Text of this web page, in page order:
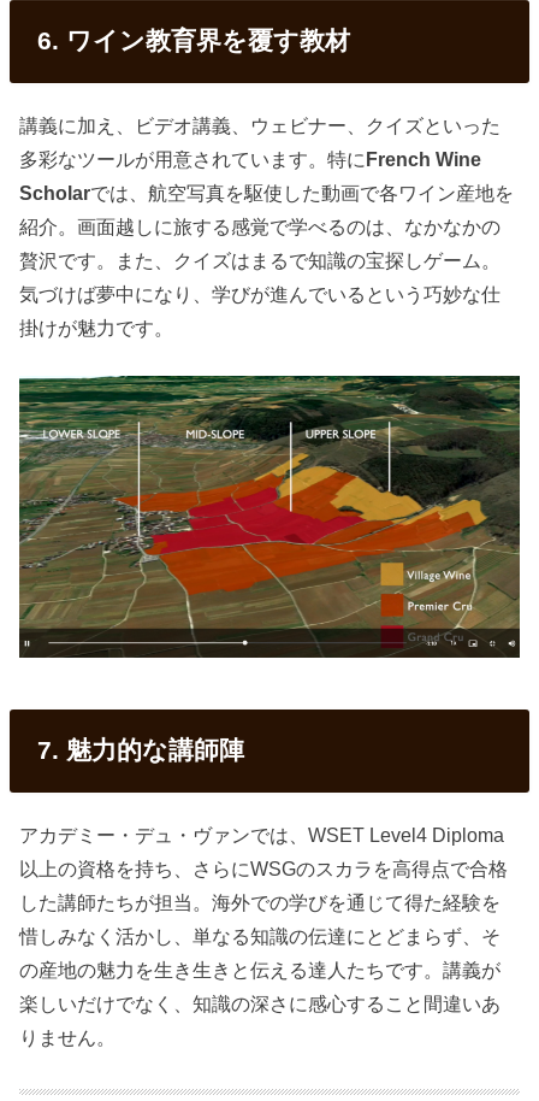
6. ワイン教育界を覆す教材
講義に加え、ビデオ講義、ウェビナー、クイズといった
多彩なツールが用意されています。特にFrench Wine
Scholarでは、航空写真を駆使した動画で各ワイン産地を
紹介。画面越しに旅する感覚で学べるのは、なかなかの
贅沢です。また、クイズはまるで知識の宝探しゲーム。
気づけば夢中になり、学びが進んでいるという巧妙な仕
掛けが魅力です。
7. 魅力的な講師陣
アカデミー・デュ・ヴァンでは、WSET Level4 Diploma
以上の資格を持ち、さらにWSGのスカラを高得点で合格
した講師たちが担当。海外での学びを通じて得た経験を
惜しみなく活かし、単なる知識の伝達にとどまらず、そ
の産地の魅力を生き生きと伝える達人たちです。講義が
楽しいだけでなく、知識の深さに感心すること間違いあ
りません。